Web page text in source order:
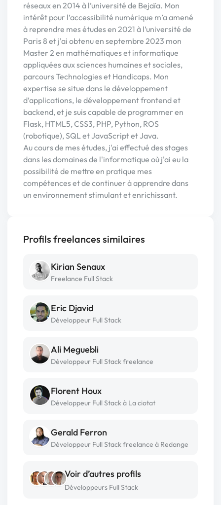
réseaux en 2014 à l’université de Bejaïa. Mon
intérêt pour l’accessibilité numérique m’a amené
à reprendre mes études en 2021 à l’université de
Paris 8 et j'ai obtenu en septembre 2023 mon
Master 2 en mathématiques et informatique
appliquées aux sciences humaines et sociales,
parcours Technologies et Handicaps. Mon
expertise se situe dans le développement
d’applications, le développement frontend et
backend, et je suis capable de programmer en
Flask, HTML5, CSS3, PHP, Python, ROS
(robotique), SQL et JavaScript et Java.
Au cours de mes études, j'ai effectué des stages
dans les domaines de l'informatique où j'ai eu la
possibilité de mettre en pratique mes
compétences et de continuer à apprendre dans
un environnement stimulant et enrichissant.
Profils freelances similaires
Kirian Senaux
Freelance Full Stack
Eric Djavid
Développeur Full Stack
Ali Meguebli
Développeur Full Stack freelance
Florent Houx
Développeur Full Stack à La ciotat
Gerald Ferron
Développeur Full Stack freelance à Redange
Voir d’autres profils
Développeurs Full Stack